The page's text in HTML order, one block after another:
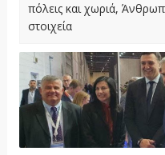
πόλεις και χωριά,
στοιχεία